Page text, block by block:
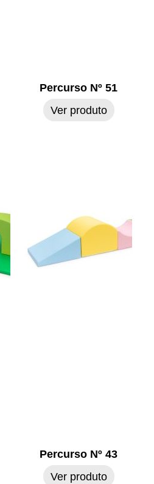
Percurso Nº 51
Ver produto
Percurso Nº 43
Ver produto